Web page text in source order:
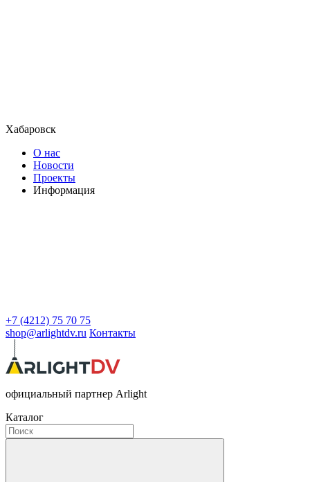
Хабаровск
О нас
Новости
Проекты
Информация
+7 (4212) 75 70 75
shop@arlightdv.ru Контакты
официальный партнер Arlight
Каталог